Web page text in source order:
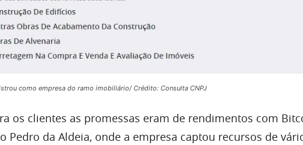
como empresa do ramo imobiliário/ Crédito: Consulta CNPJ
os clientes as promessas eram de rendimentos com
Pedro da Aldeia, onde a empresa captou recursos de